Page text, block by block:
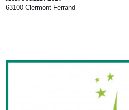
63100 Clermont-Ferrand